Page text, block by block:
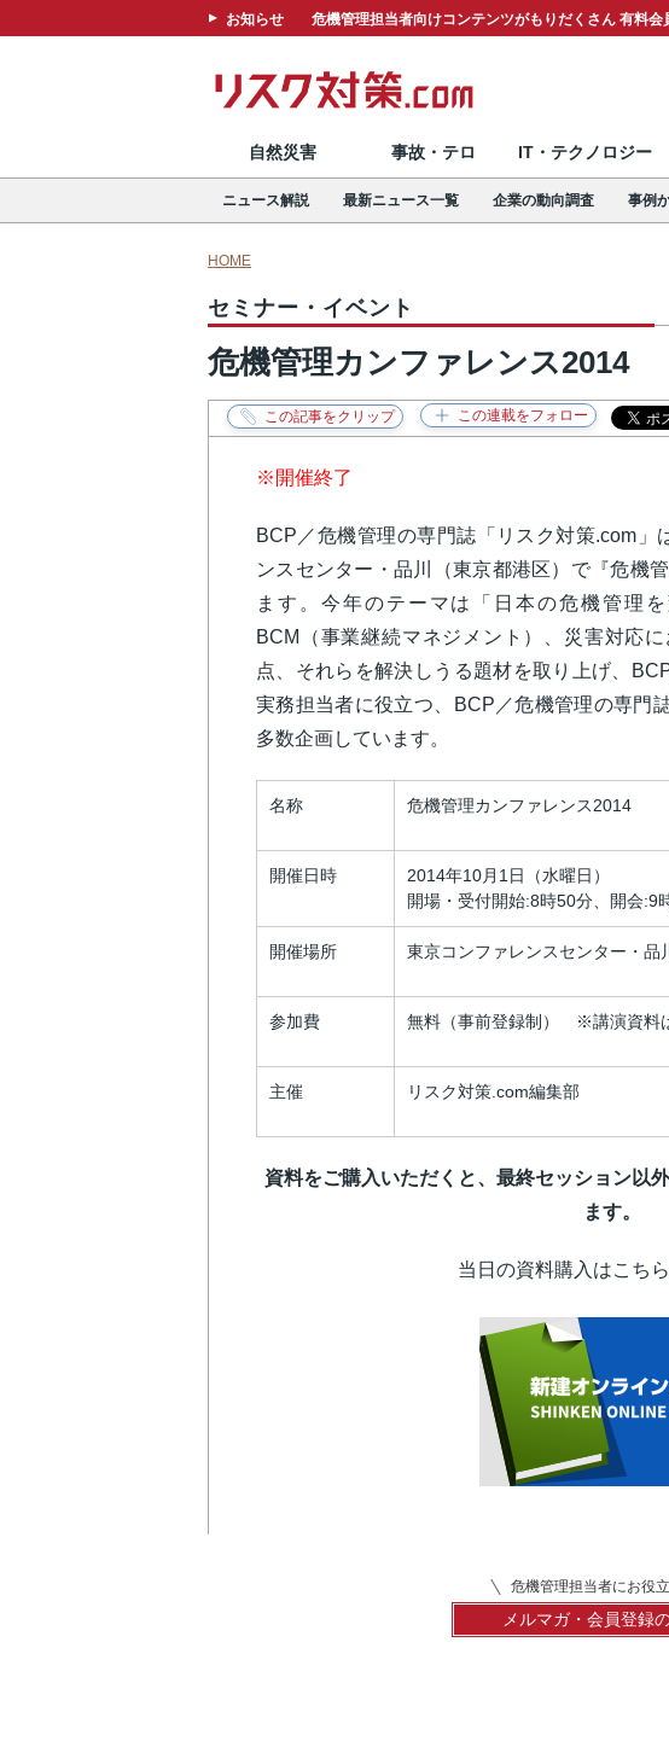
お知らせ 危機管理担当者向けコンテンツがもりだくさん 有料
自然災害 事故・テロ IT・テクノロジー
ニュース解説 最新ニュース一覧 企業の動向調査 事例
HOME
セミナー・イベント
危機管理カンファレンス2014
※開催終了
BCP／危機管理の専門誌「リスク対策.com」
ンスセンター・品川（東京都港区）で『危機
ます。今年のテーマは「日本の危機管理
BCM（事業継続マネジメント）、災害対応
点、それらを解決しうる題材を取り上げ、
実務担当者に役立つ、BCP／危機管理の専門
多数企画しています。
名称 危機管理カンファレンス2014
開催日時
2014年10月1日（水曜日）
開場・受付開始:8時50分、開会:9
開催場所 東京コンファレンスセンター・
参加費 無料（事前登録制） ※講演資料
主催 リスク対策.com編集部
資料をご購入いただくと、最終セッション以
ます。
当日の資料購入はこ
危機管理担当者にお役
メルマガ・会員登録